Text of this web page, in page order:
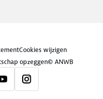
Cookies wijzigen
opzeggen© ANWB